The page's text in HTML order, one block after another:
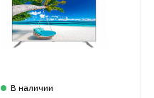
В наличии